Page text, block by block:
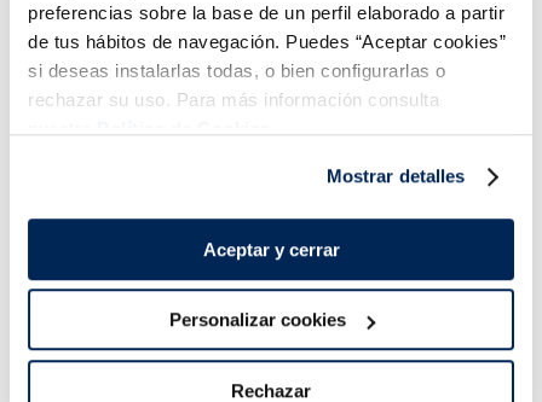
preferencias sobre la base de un perfil elaborado a partir
de tus hábitos de navegación. Puedes “Aceptar cookies”
si deseas instalarlas todas, o bien configurarlas o
rechazar su uso. Para más información consulta
Mostrar detalles
Aceptar y cerrar
Personalizar cookies
Rechazar
¡Combínalo y hazte un menú de 10!